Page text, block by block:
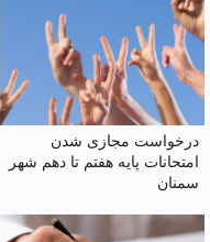
درخواست مجازی شدن
امتحانات پایه هفتم تا دهم شهر
سمنان